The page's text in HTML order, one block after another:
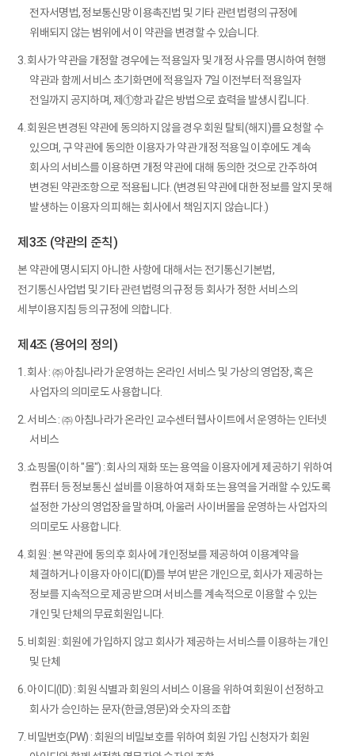
전자서명법, 정보통신망 이용촉진법 및 기타 관련 법령의 규정에
위배되지 않는 범위에서 이 약관을 변경할 수 있습니다.
3. 회사가 약관을 개정할 경우에는 적용일자 및 개정 사유를 명시하여 현행
약관과 함께 서비스 초기화면에 적용일자 7일 이전부터 적용일자
전일까지 공지하며, 제①항과 같은 방법으로 효력을 발생시킵니다.
4. 회원은 변경된 약관에 동의하지 않을 경우 회원 탈퇴(해지)를 요청할 수
있으며, 구 약관에 동의한 이용자가 약관 개정 적용일 이후에도 계속
회사의 서비스를 이용하면 개정 약관에 대해 동의한 것으로 간주하여
변경된 약관조항으로 적용됩니다. (변경된 약관에 대한 정보를 알지 못해
발생하는 이용자의 피해는 회사에서 책임지지 않습니다.)
제3조 (약관의 준칙)
본 약관에 명시되지 아니한 사항에 대해서는 전기통신기본법,
전기통신사업법 및 기타 관련 법령의 규정 등 회사가 정한 서비스의
세부이용지침 등의 규정에 의합니다.
제4조 (용어의 정의)
1. 회사 : ㈜ 아침나라가 운영하는 온라인 서비스 및 가상의 영업장, 혹은
사업자의 의미로도 사용합니다.
2. 서비스 : ㈜ 아침나라가 온라인 교수센터 웹사이트에서 운영하는 인터넷
서비스
3. 쇼핑몰(이하 "몰") : 회사의 재화 또는 용역을 이용자에게 제공하기 위하여
컴퓨터 등 정보통신 설비를 이용하여 재화 또는 용역을 거래할 수 있도록
설정한 가상의 영업장을 말하며, 아울러 사이버몰을 운영하는 사업자의
의미로도 사용합니다.
4. 회원 : 본 약관에 동의 후 회사에 개인정보를 제공하여 이용계약을
체결하거나 이용자 아이디(ID)를 부여 받은 개인으로, 회사가 제공하는
정보를 지속적으로 제공 받으며 서비스를 계속적으로 이용할 수 있는
개인 및 단체의 무료회원입니다.
5. 비회원 : 회원에 가입하지 않고 회사가 제공하는 서비스를 이용하는 개인
및 단체
6. 아이디(ID) : 회원 식별과 회원의 서비스 이용을 위하여 회원이 선정하고
회사가 승인하는 문자(한글,영문)와 숫자의 조합
7. 비밀번호(PW) : 회원의 비밀보호를 위하여 회원 가입 신청자가 회원